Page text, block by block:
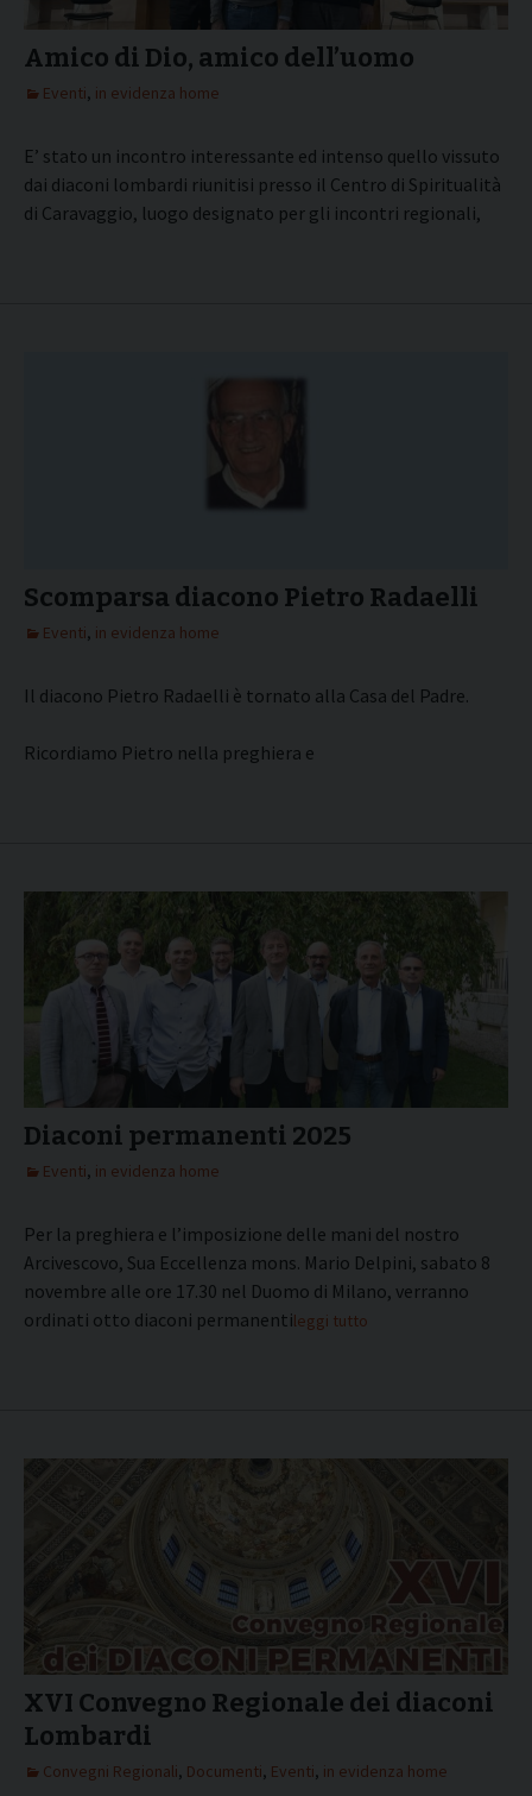
Amico di Dio, amico dell’uomo
Eventi, in evidenza home
E’ stato un incontro interessante ed intenso quello vissuto
dai diaconi lombardi riunitisi presso il Centro di Spiritualità
di Caravaggio, luogo designato per gli incontri regionali,
Scomparsa diacono Pietro Radaelli
Eventi, in evidenza home
Il diacono Pietro Radaelli è tornato alla Casa del Padre.
Ricordiamo Pietro nella preghiera e
Diaconi permanenti 2025
Eventi, in evidenza home
Per la preghiera e l’imposizione delle mani del nostro
Arcivescovo, Sua Eccellenza mons. Mario Delpini, sabato 8
novembre alle ore 17.30 nel Duomo di Milano, verranno
ordinati otto diaconi permanenti.leggi tutto
XVI Convegno Regionale dei diaconi
Lombardi
Convegni Regionali, Documenti, Eventi, in evidenza home